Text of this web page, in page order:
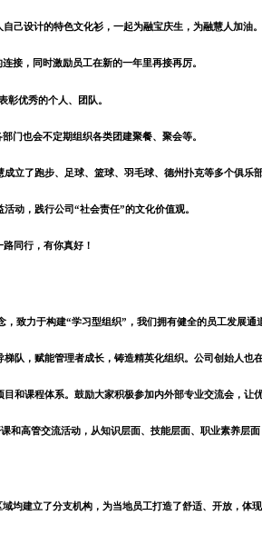
己设计的特色文化衫，一起为融宝庆生，为融慧人加油。
接，同时激励员工在新的一年里再接再厉。
彰优秀的个人、团队。
门也会不定期组织各类团建聚餐、聚会等。
立了跑步、足球、篮球、羽毛球、德州扑克等多个俱乐部
动，践行公司“社会责任”的文化价值观。
同行，有你真好！
致力于构建“学习型组织”，我们拥有健全的员工发展通
队，赋能管理者成长，铸造精英化组织。公司创始人也
和课程体系。鼓励大家积极参加内外部专业交流会，让
高管交流活动，从知识层面、技能层面、职业素养层
建立了分支机构，为当地员工打造了舒适、开放，体现